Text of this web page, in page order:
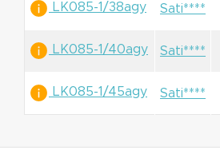
LK085-1/38agy Sati****
LK085-1/40agy Sati****
LK085-1/45agy Sati****